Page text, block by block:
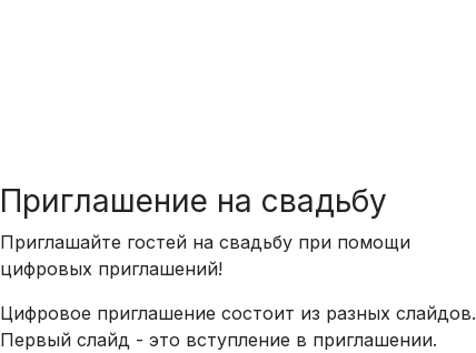
Приглашение на свадьбу
Приглашайте гостей на свадьбу при помощи
цифровых приглашений!
Цифровое приглашение состоит из разных слайдов.
Первый слайд - это вступление в приглашении.